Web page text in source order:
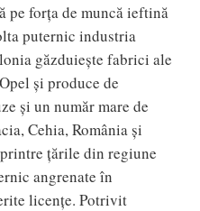
pe forţa de muncă ieftină
puternic industria
găzduieşte fabrici ale
şi produce de
şi un număr mare de
Cehia, România şi
ţările din regiune
angrenate în
licenţe. Potrivit